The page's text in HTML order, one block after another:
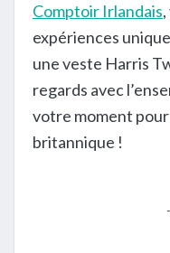
Comptoir Irlandais
expériences
une veste Harris
regards avec
votre moment
britannique !